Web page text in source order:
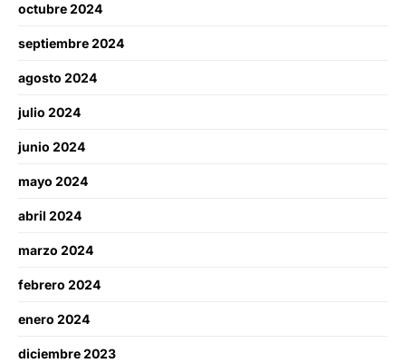
octubre 2024
septiembre 2024
agosto 2024
julio 2024
junio 2024
mayo 2024
abril 2024
marzo 2024
febrero 2024
enero 2024
diciembre 2023